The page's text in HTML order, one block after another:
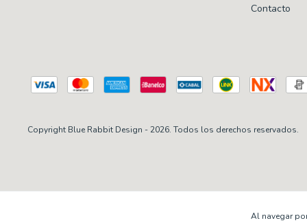
Al navegar
Contacto
Copyright Blue Rabbit Design - 2026. Todos los derechos reservados.